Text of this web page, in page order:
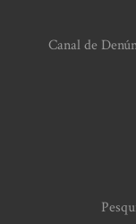
Canal de